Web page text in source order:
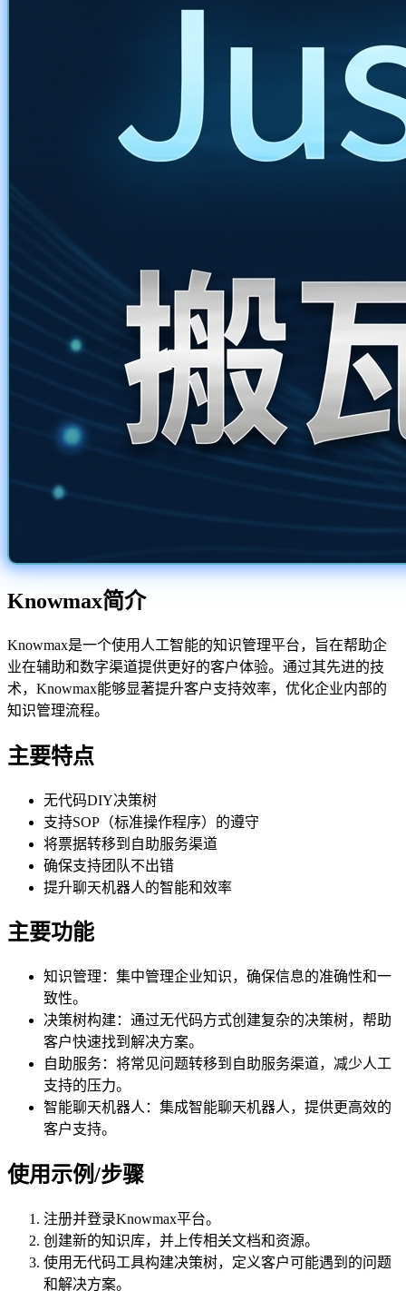
Knowmax简介
Knowmax是一个使用人工智能的知识管理平台，旨在帮助企
业在辅助和数字渠道提供更好的客户体验。通过其先进的技
术，Knowmax能够显著提升客户支持效率，优化企业内部的
知识管理流程。
主要特点
无代码DIY决策树
支持SOP（标准操作程序）的遵守
将票据转移到自助服务渠道
确保支持团队不出错
提升聊天机器人的智能和效率
主要功能
知识管理：集中管理企业知识，确保信息的准确性和一
致性。
决策树构建：通过无代码方式创建复杂的决策树，帮助
客户快速找到解决方案。
自助服务：将常见问题转移到自助服务渠道，减少人工
支持的压力。
智能聊天机器人：集成智能聊天机器人，提供更高效的
客户支持。
使用示例/步骤
注册并登录Knowmax平台。
创建新的知识库，并上传相关文档和资源。
使用无代码工具构建决策树，定义客户可能遇到的问题
和解决方案。